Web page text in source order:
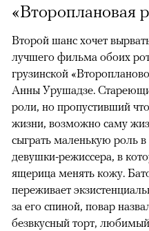
«Второплановая
Второй шанс хочет
лучшего фильма обоих
грузинской
Анны Урушадзе.
роли, но пропустивший
жизни, возможно саму
сыграть маленькую роль
девушки-режиссера, в
ящерица менять кожу.
переживает
за его спиной, повар
безвкусный торт,